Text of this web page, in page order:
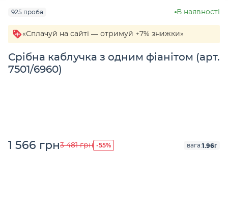
925 проба В наявності
«Сплачуй на сайті — отримуй +7% знижки»
Срібна каблучка з одним фіанітом (арт.
7501/6960)
1 566 грн3 481 грн -55% вага:1.96г